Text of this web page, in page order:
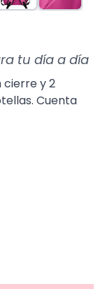
tu día a día
cierre y 2
Cuenta